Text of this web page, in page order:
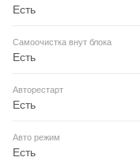
Есть
Самоочистка внут блока
Есть
Авторестарт
Есть
Авто режим
Есть